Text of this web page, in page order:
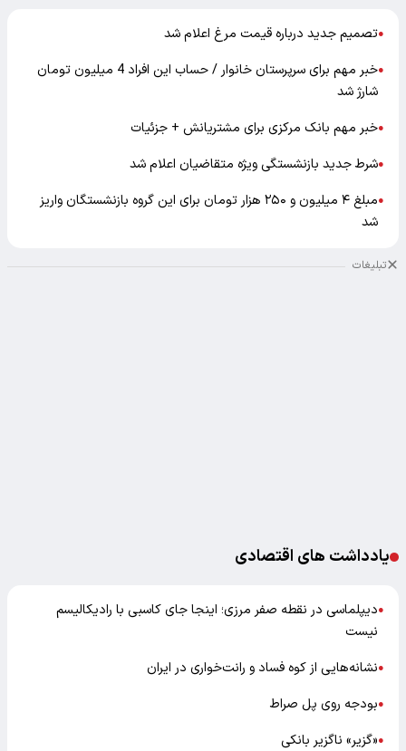
●تصمیم جدید درباره قیمت مرغ اعلام شد
●
خبر مهم برای سرپرستان خانوار / حساب این افراد 4 میلیون تومان
شارژ شد
●خبر مهم بانک مرکزی برای مشتریانش + جزئیات
●شرط جدید بازنشستگی ویژه متقاضیان اعلام شد
●
مبلغ ۴ میلیون و ۲۵۰ هزار تومان برای این گروه بازنشستگان واریز
شد
تبلیغات
یادداشت های اقتصادی
●دیپلماسی در نقطه صفر مرزی؛ اینجا جای کاسبی با رادیکالیسم
نیست
●نشانه‌هایی از کوه فساد و رانت‌خواری در ایران
●بودجه روی پل صراط
●«گزیر» ناگزیر بانکی